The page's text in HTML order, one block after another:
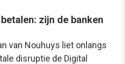
zijn de banken
van Nouhuys liet onlangs
disruptie de Digital